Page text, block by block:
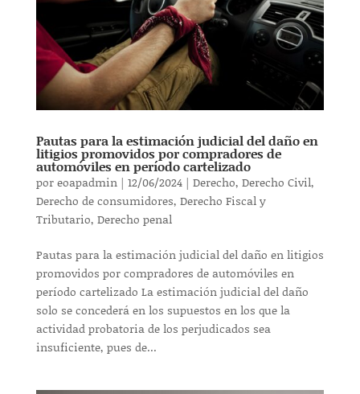
Pautas para la estimación judicial del daño en
litigios promovidos por compradores de
automóviles en período cartelizado
poreoapadmin| 12/06/2024| Derecho, Derecho Civil,
Derecho de consumidores, Derecho Fiscal y
Tributario, Derecho penal
Pautas para la estimación judicial del daño en litigios
promovidos por compradores de automóviles en
período cartelizado La estimación judicial del daño
solo se concederá en los supuestos en los que la
actividad probatoria de los perjudicados sea
insuficiente, pues de...